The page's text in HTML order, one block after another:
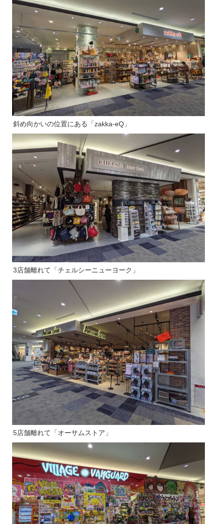
斜め向かいの位置にある「zakka-eQ」
3店舗離れて「チェルシーニューヨーク」
5店舗離れて「オーサムストア」